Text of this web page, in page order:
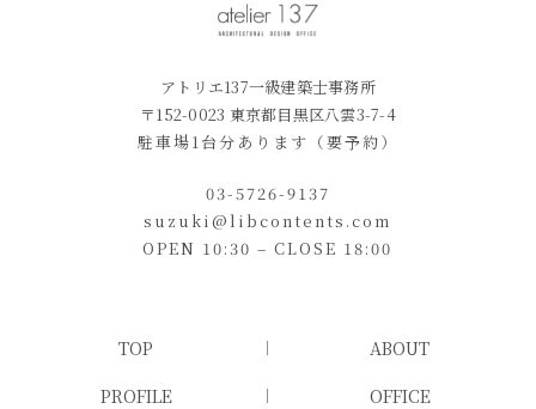
アトリエ137一級建築士事務所
〒152-0023 東京都目黒区八雲3-7-4
駐車場1台分あります（要予約）
03-5726-9137
suzuki@libcontents.com
OPEN 10:30 – CLOSE 18:00
TOP
ABOUT
PROFILE
OFFICE